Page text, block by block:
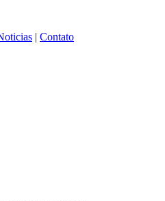
| Contato